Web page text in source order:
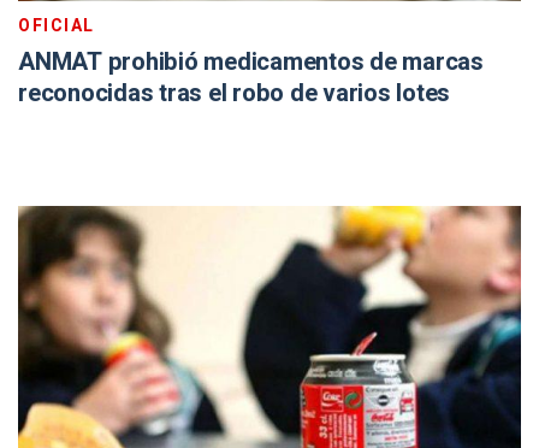
OFICIAL
ANMAT prohibió medicamentos de marcas
reconocidas tras el robo de varios lotes